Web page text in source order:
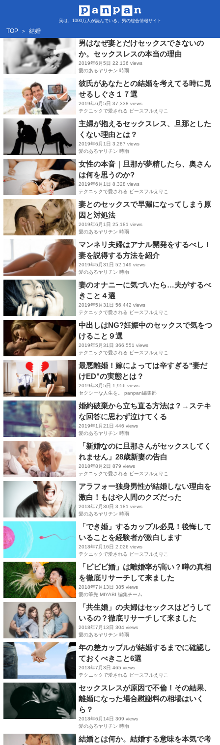
実は、1000万人が読んでいる。男の総合情報サイト
TOP ＞ 結婚
男はなぜ妻とだけセックスできないの
か。セックスレスの本当の理由
2019年6月5日 22,136 views
愛のあるヤリチン 時雨
彼氏があなたとの結婚を考えてる時に見
せるしぐさ１７選
2019年6月5日 37,338 views
テクニックで愛される ピースフルえりこ
主婦が抱えるセックスレス、旦那とした
くない理由とは？
2019年6月1日 3,287 views
愛のあるヤリチン 時雨
女性の本音｜旦那が夢精したら、奥さん
は何を思うのか?
2019年6月1日 8,328 views
テクニックで愛される ピースフルえりこ
妻とのセックスで早漏になってしまう原
因と対処法
2019年6月1日 25,181 views
愛のあるヤリチン 時雨
マンネリ夫婦はアナル開発をするべし！
妻を説得する方法を紹介
2019年5月31日 52,149 views
愛のあるヤリチン 時雨
妻のオナニーに気づいたら…夫がするべ
きこと４選
2019年5月31日 56,442 views
テクニックで愛される ピースフルえりこ
中出しはNG?妊娠中のセックスで気をつ
けること９選
2019年5月31日 366,551 views
テクニックで愛される ピースフルえりこ
最悪離婚！嫁によっては辛すぎる"妻だ
けED"の実態とは？
2019年3月5日 1,956 views
セクシーな人生を。 panpan編集部
婚約破棄から立ち直る方法は？→ステキ
な回答に思わず泣けてくる
2019年1月21日 446 views
愛のあるヤリチン 時雨
「新婚なのに旦那さんがセックスしてく
れません」28歳新妻の告白
2018年8月2日 879 views
テクニックで愛される ピースフルえりこ
アラフォー独身男性が結婚しない理由を
激白！もはや人間のクズだった
2018年7月30日 3,181 views
愛のあるヤリチン 時雨
「でき婚」するカップル必見！後悔して
いることを経験者が激白します
2018年7月16日 2,026 views
テクニックで愛される ピースフルえりこ
「ビビビ婚」は離婚率が高い？噂の真相
を徹底リサーチして来ました
2018年7月13日 385 views
愛の筆先 MIYABI 編集チーム
「共生婚」の夫婦はセックスはどうして
いるの？徹底リサーチして来ました
2018年7月13日 304 views
愛のあるヤリチン 時雨
年の差カップルが結婚するまでに確認し
ておくべきこと6選
2018年7月3日 465 views
テクニックで愛される ピースフルえりこ
セックスレスが原因で不倫！その結果、
離婚になった場合慰謝料の相場はいく
ら？
2018年6月14日 309 views
愛のあるヤリチン 時雨
結婚とは何か。結婚する意味を本気で考